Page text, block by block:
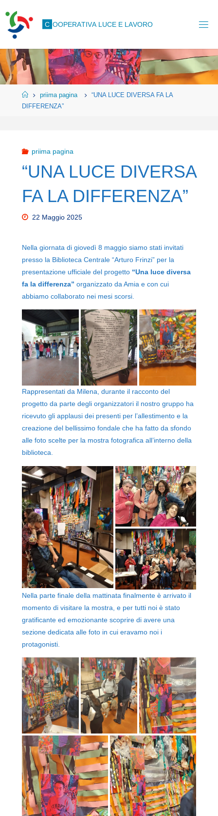
contenuto
C OOPERATIVA L UCE E LAVORO
Homepriima pagina
“UNA LUCE DIVERSA FA LA
DIFFERENZA”
priima pagina
“UNA LUCE DIVERSA
FA LA DIFFERENZA”
22 Maggio 2025
Nella giornata di giovedì 8 maggio siamo stati invitati
presso la Biblioteca Centrale “Arturo Frinzi” per la
presentazione ufficiale del progetto“Una luce diversa
fa la differenza” organizzato da Amia e con cui
abbiamo collaborato nei mesi scorsi.
Rappresentati da Milena, durante il racconto del
progetto da parte degli organizzatori il nostro gruppo ha
ricevuto gli applausi dei presenti per l’allestimento e la
creazione del bellissimo fondale che ha fatto da sfondo
alle foto scelte per la mostra fotografica all’interno della
biblioteca.
Nella parte finale della mattinata finalmente è arrivato il
momento di visitare la mostra, e per tutti noi è stato
gratificante ed emozionante scoprire di avere una
sezione dedicata alle foto in cui eravamo noi i
protagonisti.